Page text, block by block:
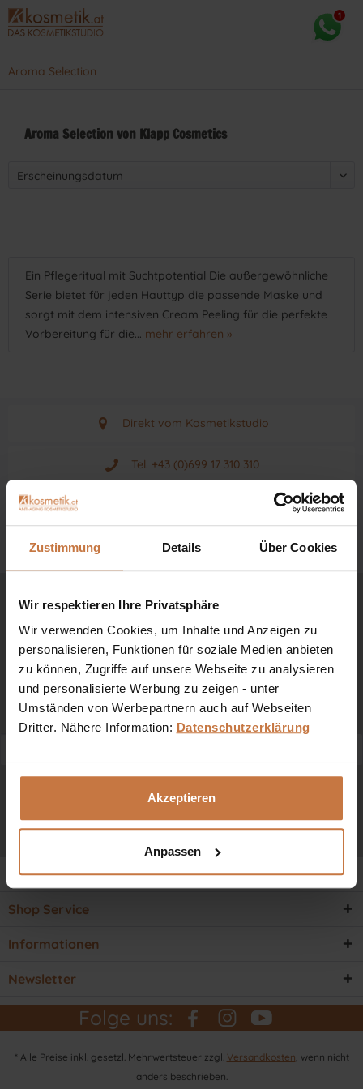
Zustimmung Details Über Cookies
Wir respektieren Ihre Privatsphäre
Wir verwenden Cookies, um Inhalte und Anzeigen zu
personalisieren, Funktionen für soziale Medien anbieten
zu können, Zugriffe auf unsere Webseite zu analysieren
und personalisierte Werbung zu zeigen - unter
Umständen von Werbepartnern auch auf Webseiten
Dritter. Nähere Information: Datenschutzerklärung
Akzeptieren
Anpassen
Aroma Selection
Aroma Selection von Klapp Cosmetics
Ein Pflegeritual mit Suchtpotential Die außergewöhnliche
Serie bietet für jeden Hauttyp die passende Maske und
sorgt mit dem intensiven Cream Peeling für die perfekte
Vorbereitung für die... mehr erfahren »
Direkt vom Kosmetikstudio
Aus Graz - Österreich
Tel. +43 (0)699 17 310 310
2% Rabatt bei Zahlung per Vorkasse
Neuwertiges & aktuelles Produkt
Ab 150 € versandkostenfrei
Zum Newsletter anmelden & sofort 5
€ sichern*
Immer alle Angebote & Trends als Erster erhalten.
*Newsletter-Gutschein nach Anmeldung. Mindestbestellwert 99 €
genommen.
Service Hotline
Shop Service
Informationen
Newsletter
Folge uns:
* Alle Preise inkl. gesetzl. Mehrwertsteuer zzgl. Versandkosten, wenn nicht
anders beschrieben.